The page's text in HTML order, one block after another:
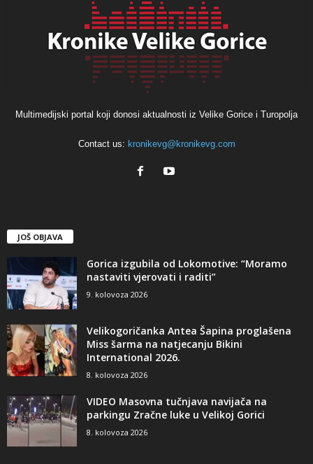
Multimedijski portal koji donosi aktualnosti iz Velike Gorice i Turopolja
Contact us: kronikevg@kronikevg.com
JOŠ OBJAVA
Gorica izgubila od Lokomotive: “Moramo
nastaviti vjerovati i raditi”
9. kolovoza 2026
Velikogoričanka Antea Šapina proglašena
Miss šarma na natjecanju Bikini
International 2026.
8. kolovoza 2026
VIDEO Masovna tučnjava navijača na
parkingu Zračne luke u Velikoj Gorici
8. kolovoza 2026